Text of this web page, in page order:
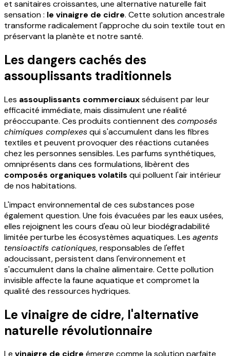
et sanitaires croissantes, une alternative naturelle fait
sensation : le vinaigre de cidre. Cette solution ancestrale
transforme radicalement l'approche du soin textile tout en
préservant la planète et notre santé.
Les dangers cachés des
assouplissants traditionnels
Les assouplissants commerciauxséduisent par leur
efficacité immédiate, mais dissimulent une réalité
préoccupante. Ces produits contiennent des composés
chimiques complexesqui s'accumulent dans les fibres
textiles et peuvent provoquer des réactions cutanées
chez les personnes sensibles. Les parfums synthétiques,
omniprésents dans ces formulations, libèrent des
composés organiques volatils qui polluent l'air intérieur
de nos habitations.
L'impact environnemental de ces substances pose
également question. Une fois évacuées par les eaux usées,
elles rejoignent les cours d'eau où leur biodégradabilité
limitée perturbe les écosystèmes aquatiques. Les agents
tensioactifs cationiques, responsables de l'effet
adoucissant, persistent dans l'environnement et
s'accumulent dans la chaîne alimentaire. Cette pollution
invisible affecte la faune aquatique et compromet la
qualité des ressources hydriques.
Le vinaigre de cidre, l'alternative
naturelle révolutionnaire